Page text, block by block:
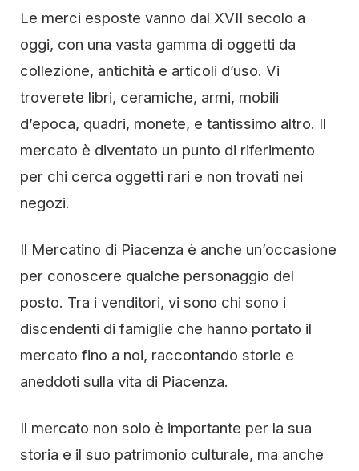
Le merci esposte vanno dal XVII secolo a
oggi, con una vasta gamma di oggetti da
collezione, antichità e articoli d’uso. Vi
troverete libri, ceramiche, armi, mobili
d’epoca, quadri, monete, e tantissimo altro. Il
mercato è diventato un punto di riferimento
per chi cerca oggetti rari e non trovati nei
negozi.
Il Mercatino di Piacenza è anche un’occasione
per conoscere qualche personaggio del
posto. Tra i venditori, vi sono chi sono i
discendenti di famiglie che hanno portato il
mercato fino a noi, raccontando storie e
aneddoti sulla vita di Piacenza.
Il mercato non solo è importante per la sua
storia e il suo patrimonio culturale, ma anche